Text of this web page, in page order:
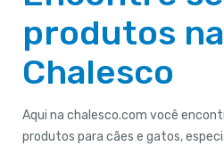
produtos na
Chalesco
Aqui na chalesco.com você
produtos para cães e gatos,